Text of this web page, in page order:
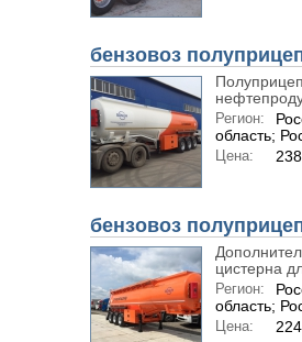
бензовоз
Регион:
область;
Цена:
бензовоз
цистерна
Регион:
область;
Цена: